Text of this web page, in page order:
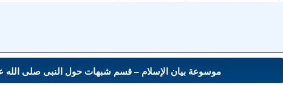
موسوعة بيان الإسلام – قسم شبهات حول النبى صلى الله